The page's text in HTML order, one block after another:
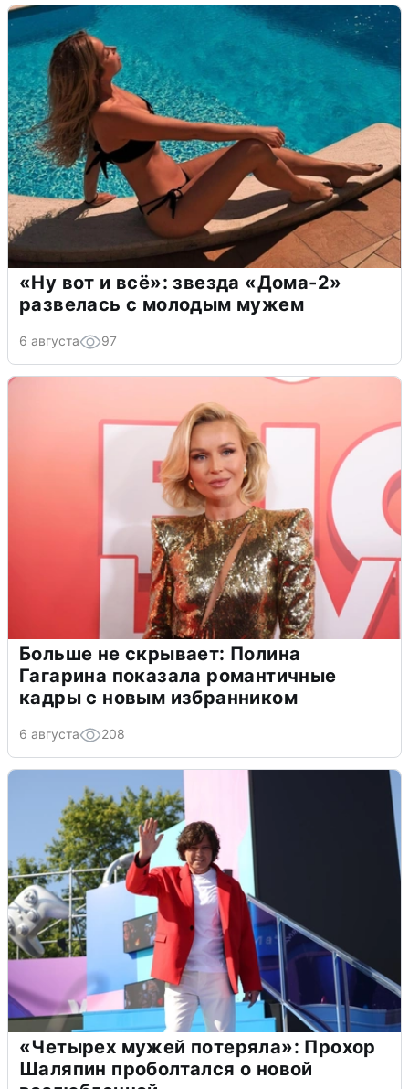
«Ну вот и всё»: звезда «Дома-2»
развелась с молодым мужем
6 августа 97
Больше не скрывает: Полина
Гагарина показала романтичные
кадры с новым избранником
6 августа 208
«Четырех мужей потеряла»: Прохор
Шаляпин проболтался о новой